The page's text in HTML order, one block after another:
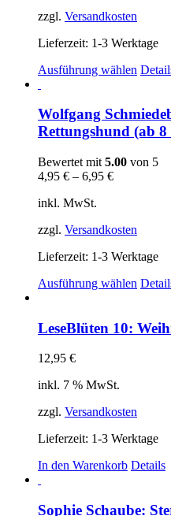
zzgl. Versandkosten
Lieferzeit: 1-3 Werktage
Ausführung wählen
auf.
werden
Wolfgang
Rettungshund (ab
Bewertet mit 5.00 von 5
4,95 € – 6,95 €
inkl. MwSt.
zzgl. Versandkosten
Lieferzeit: 1-3 Werktage
Ausführung wählen
werden
LeseBlüten 10:
12,95 €
inkl. 7 % MwSt.
zzgl. Versandkosten
Lieferzeit: 1-3 Werktage
In den Warenkorb Details
Sophie Schaube: